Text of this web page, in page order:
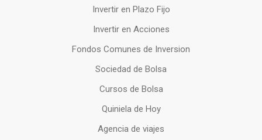
Invertir en Plazo Fijo
Invertir en Acciones
Fondos Comunes de Inversion
Sociedad de Bolsa
Cursos de Bolsa
Quiniela de Hoy
Agencia de viajes